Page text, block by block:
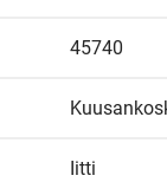
45740
Iitti